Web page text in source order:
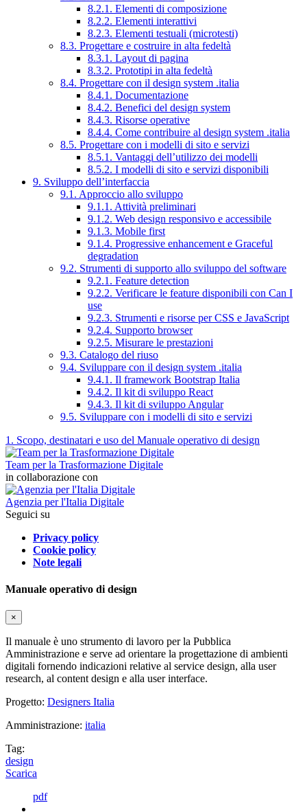
8.2.1. Elementi di composizione
8.2.2. Elementi interattivi
8.2.3. Elementi testuali (microtesti)
8.3. Progettare e costruire in alta fedeltà
8.3.1. Layout di pagina
8.3.2. Prototipi in alta fedeltà
8.4. Progettare con il design system .italia
8.4.1. Documentazione
8.4.2. Benefici del design system
8.4.3. Risorse operative
8.4.4. Come contribuire al design system .italia
8.5. Progettare con i modelli di sito e servizi
8.5.1. Vantaggi dell’utilizzo dei modelli
8.5.2. I modelli di sito e servizi disponibili
9. Sviluppo dell’interfaccia
9.1. Approccio allo sviluppo
9.1.1. Attività preliminari
9.1.2. Web design responsivo e accessibile
9.1.3. Mobile first
9.1.4. Progressive enhancement e Graceful
degradation
9.2. Strumenti di supporto allo sviluppo del software
9.2.1. Feature detection
9.2.2. Verificare le feature disponibili con Can I
use
9.2.3. Strumenti e risorse per CSS e JavaScript
9.2.4. Supporto browser
9.2.5. Misurare le prestazioni
9.3. Catalogo del riuso
9.4. Sviluppare con il design system .italia
9.4.1. Il framework Bootstrap Italia
9.4.2. Il kit di sviluppo React
9.4.3. Il kit di sviluppo Angular
9.5. Sviluppare con i modelli di sito e servizi
1. Scopo, destinatari e uso del Manuale operativo di design
Team per la Trasformazione Digitale
in collaborazione con
Agenzia per l'Italia Digitale
Seguici su
Privacy policy
Cookie policy
Note legali
Manuale operativo di design
×
Il manuale è uno strumento di lavoro per la Pubblica
Amministrazione e serve ad orientare la progettazione di ambienti
digitali fornendo indicazioni relative al service design, alla user
research, al content design e alla user interface.
Progetto: Designers Italia
Amministrazione: italia
Tag:
design
Scarica
pdf